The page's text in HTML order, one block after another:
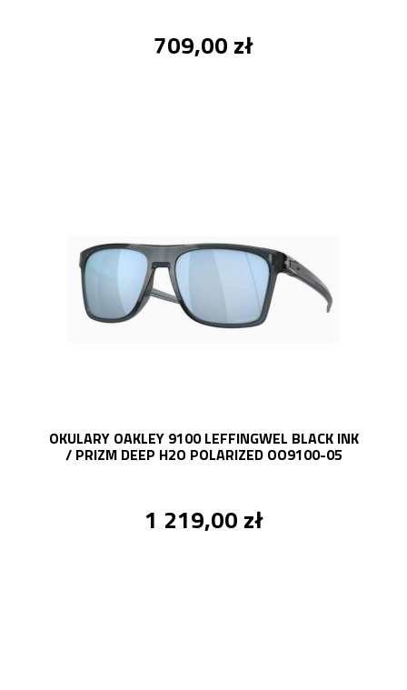
709,00 zł
OKULARY OAKLEY 9100 LEFFINGWEL BLACK INK
/ PRIZM DEEP H2O POLARIZED OO9100-05
1 219,00 zł